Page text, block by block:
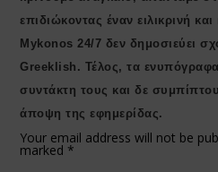
επιδιώκοντας έναν ειλικρινή
Μykonos 24/7 δεν δημοσιεύει
Greeklish. Τέλος, τα
συντάκτη τους και δε
άποψη της εφημερίδας.
Your email address will not be
marked *